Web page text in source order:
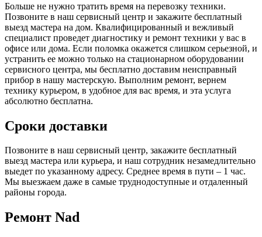
Больше не нужно тратить время на перевозку техники.
Позвоните в наш сервисный центр и закажите бесплатный
выезд мастера на дом. Квалифицированный и вежливый
специалист проведет диагностику и ремонт техники у вас в
офисе или дома. Если поломка окажется слишком серьезной, и
устранить ее можно только на стационарном оборудовании
сервисного центра, мы бесплатно доставим неисправный
прибор в нашу мастерскую. Выполним ремонт, вернем
технику курьером, в удобное для вас время, и эта услуга
абсолютно бесплатна.
Сроки доставки
Позвоните в наш сервисный центр, закажите бесплатный
выезд мастера или курьера, и наш сотрудник незамедлительно
выедет по указанному адресу. Среднее время в пути – 1 час.
Мы выезжаем даже в самые труднодоступные и отдаленный
районы города.
Ремонт Nad